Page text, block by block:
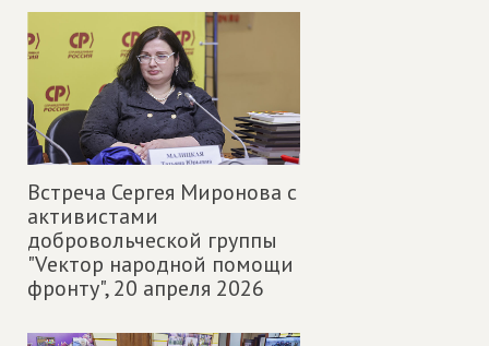
Встреча Сергея Миронова с
активистами
добровольческой группы
"Vектор народной помощи
фронту",20 апреля 2026